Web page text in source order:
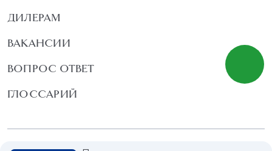
ДИЛЕРАМ
ВАКАНСИИ
ВОПРОС ОТВЕТ
ГЛОССАРИЙ
Политика конфиденциальности